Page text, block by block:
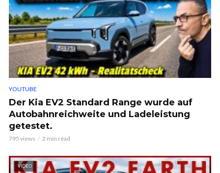
YOUTUBE
Der Kia EV2 Standard Range wurde auf
Autobahnreichweite und Ladeleistung
getestet.
795 views 2 min read
VIDEO